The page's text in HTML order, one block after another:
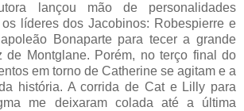
lançou mão de personalidades
líderes dos Jacobinos: Robespierre e
Bonaparte para tecer a grande
de Montglane. Porém, no terço final do
em torno de Catherine se agitam e a
história. A corrida de Cat e Lilly para
me deixaram colada até a última